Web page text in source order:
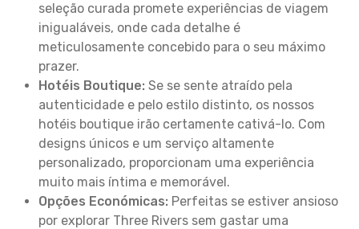
seleção curada promete experiências de viagem
inigualáveis, onde cada detalhe é
meticulosamente concebido para o seu máximo
prazer.
Hotéis Boutique: Se se sente atraído pela
autenticidade e pelo estilo distinto, os nossos
hotéis boutique irão certamente cativá-lo. Com
designs únicos e um serviço altamente
personalizado, proporcionam uma experiência
muito mais íntima e memorável.
Opções Económicas: Perfeitas se estiver ansioso
por explorar Three Rivers sem gastar uma